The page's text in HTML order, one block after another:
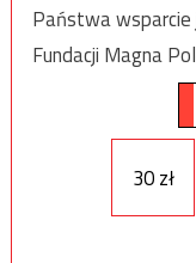
Państwa wsparcie
Fundacji Magna
30 zł